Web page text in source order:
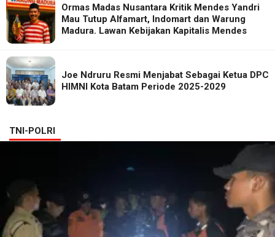
Ormas Madas Nusantara Kritik Mendes Yandri
Mau Tutup Alfamart, Indomart dan Warung
Madura. Lawan Kebijakan Kapitalis Mendes
Joe Ndruru Resmi Menjabat Sebagai Ketua DPC
HIMNI Kota Batam Periode 2025-2029
TNI-POLRI